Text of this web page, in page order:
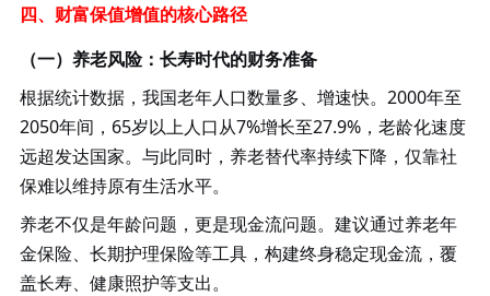
四、财富保值增值的核心路径
（一）养老风险：长寿时代的财务准备
根据统计数据，我国老年人口数量多、增速快。 2000年至
2050年间，65岁以上人口从7%增长至27.9%，老龄化速度
远超发达国家。与此同时，养老替代率持续下降，仅靠社
保难以维持原有生活水平。
养老不仅是年龄问题，更是现金流问题。建议通过养老年
金保险、长期护理保险等工具，构建终身稳定现金流，覆
盖长寿、健康照护等支出。